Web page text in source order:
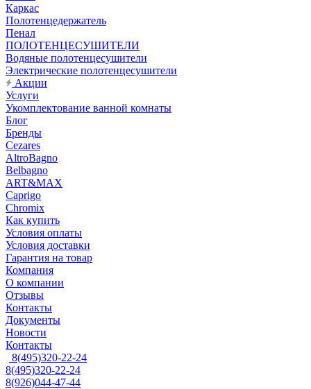
Каркас
Полотенцедержатель
Пенал
ПОЛОТЕНЦЕСУШИТЕЛИ
Водяные полотенцесушители
Электрические полотенцесушители
Акции
Услуги
Укомплектование ванной комнаты
Блог
Бренды
Cezares
AltroBagno
Belbagno
ART&MAX
Caprigo
Chromix
Как купить
Условия оплаты
Условия доставки
Гарантия на товар
Компания
О компании
Отзывы
Контакты
Документы
Новости
Контакты
8(495)320-22-24
8(495)320-22-24
8(926)044-47-44